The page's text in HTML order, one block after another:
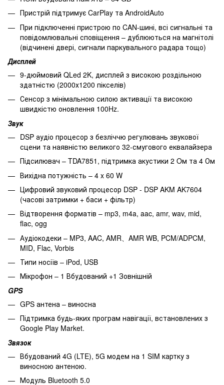
Пристрій підтримує CarPlay та AndroidAuto
При підключенні пристрою по CAN-шині, всі сигнальні та
повідомлювальні сповіщення – дублюються на магнітолі
(відчинені двері, сигнали паркувального радара тощо)
Дисплей
9-дюймовий QLed 2K, дисплей з високою роздільною
здатністю (2000х1200 пікселів)
Сенсор з мінімальною силою активації та високою
швидкістю оновлення 100Hz.
Звук
DSP аудіо процесор з безліччю регулювань звукової
сцени та наявністю великого 32-смугового еквалайзера
Підсилювач – TDA7851, підтримка акустики 2 Oм та 4 Ом
Вихідна потужність – 4 x 60 W
Цифровий звуковий процесор DSP - DSP AKM AK7604
(часові затримки + баси + фільтр)
Відтворення форматів – mp3, m4a, aac, amr, wav, mid,
flac, ogg
Аудіокодеки – MP3, AAC, AMR、AMR WB, PCM/ADPCM,
MID, Flac, Vorbis
Типи носіїв – iPod, USB
Мікрофон – 1 Вбудований +1 Зовнішній
GPS
GPS антена – виносна
Підтримка будь-яких програм навігації, встановлених з
Google Play Market.
Звязок
Вбудований 4G (LTE), 5G модем на 1 SIM картку з
виносною антеною.
Модуль Bluetooth 5.0